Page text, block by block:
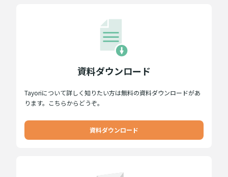
資料ダウンロード
Tayoriについて詳しく知りたい方は無料の資料ダウンロードがあ
ります。こちらからどうぞ。
資料ダウンロード